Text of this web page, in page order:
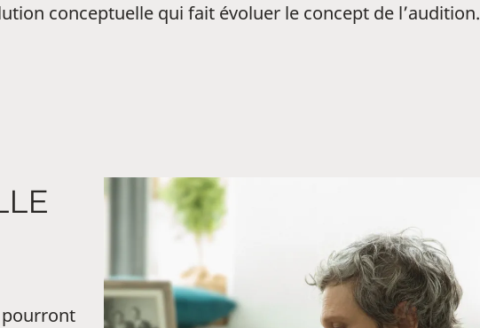
conceptuelle qui fait évoluer le concept de l’audition.
pourront